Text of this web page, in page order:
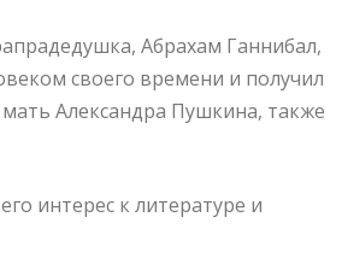
Абрахам Ганнибал,
своего времени и получил
Александра Пушкина, также
интерес к литературе и